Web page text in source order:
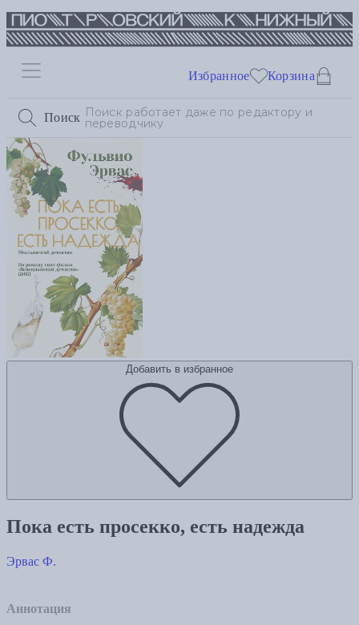
Поиск
Избранное Корзина
Добавить в избранное
Пока есть просекко, есть надежда
Эрвас Ф.
Аннотация